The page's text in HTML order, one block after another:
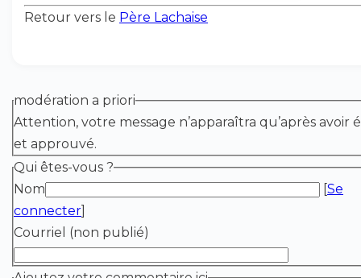
Retour vers le Père Lachaise
modération a priori
Attention, votre message n’apparaîtra qu’après avoir
et approuvé.
Qui êtes-vous ?
Nom
[Se
connecter]
Courriel (non publié)